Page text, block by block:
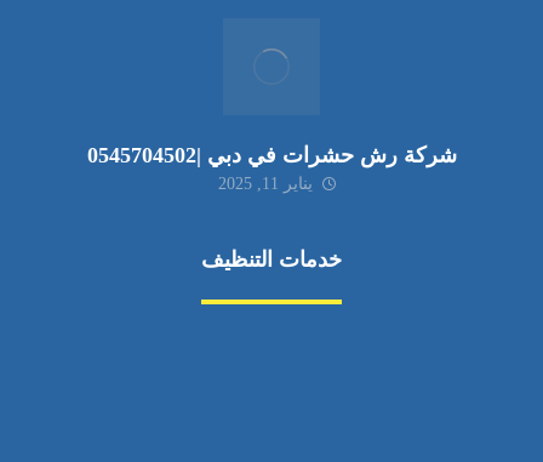
شركة رش حشرات في دبي |0545704502
يناير 11, 2025
خدمات التنظيف